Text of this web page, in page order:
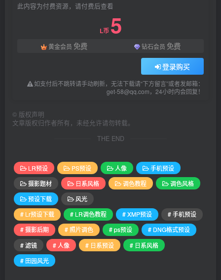
此内容为付费资源，请付费后查看
L币 5
黄金会员 免费 钻石会员 免费
登录购买
如支付后不跳转请手动刷新，无法下载请“下方留言”或者发邮箱：
get-58@qq.com，24小时内会回复！
© 版权声明
文章版权归作者所有，未经允许请勿转载。
THE END
LR预设 PS预设 人像
手机预设
摄影题材
日系风格 调色教程
调色风格
预设下载
风光
# Lr预设下载
# LR调色教程 # XMP预设
# 手机预设
# 摄影后期
# 照片调色 # ps预设
# DNG格式预设
# 滤镜
# 人像 # 日系预设
# 日系风格
# 田园风光